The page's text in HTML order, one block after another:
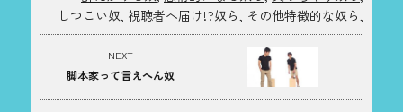
しつこい奴, 視聴者へ届け!?奴ら, その他特徴的な奴ら,
NEXT
脚本家って言えへん奴